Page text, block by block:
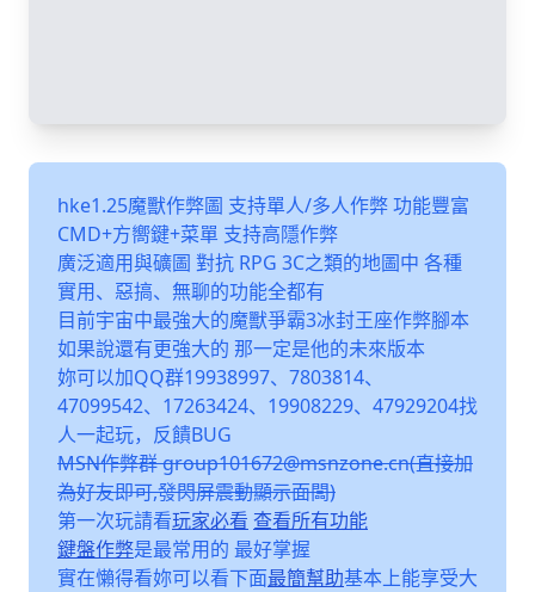
hke1.25魔獸作弊圖 支持單人/多人作弊 功能豐富
CMD+方嚮鍵+菜單 支持高隱作弊
廣泛適用與礦圖 對抗 RPG 3C之類的地圖中 各種
實用、惡搞、無聊的功能全都有
目前宇宙中最強大的魔獸爭霸3冰封王座作弊腳本
如果說還有更強大的 那一定是他的未來版本
妳可以加QQ群19938997、7803814、
47099542、17263424、19908229、47929204找
人一起玩，反饋BUG
MSN作弊群 group101672@msnzone.cn(直接加
為好友即可,發閃屏震動顯示面闆)
第一次玩請看玩家必看 查看所有功能
鍵盤作弊是最常用的 最好掌握
實在懶得看妳可以看下面最簡幫助基本上能享受大